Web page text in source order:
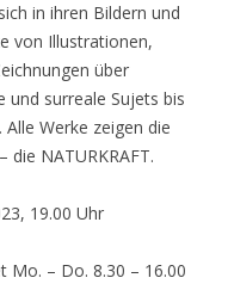
in ihren Bildern und
von Illustrationen,
über
und surreale Sujets bis
Werke zeigen die
NATURKRAFT.
19.00 Uhr
Mo. – Do. 8.30 – 16.00